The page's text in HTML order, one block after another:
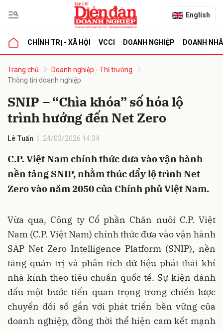
English
CHÍNH TRỊ - XÃ HỘI VCCI DOANH NGHIỆP DOANH
Trang chủ
Doanh nghiệp - Thị trường
Thông tin doanh nghiệp
SNIP – “Chìa khóa” số hóa lộ
trình hướng đến Net Zero
Lê Tuấn 24/03/2026 14:34
C.P. Việt Nam chính thức đưa vào vận hành
nền tảng SNIP, nhằm thúc đẩy lộ trình Net
Zero vào năm 2050 của Chính phủ Việt Nam.
Vừa qua, Công ty Cổ phần Chăn nuôi C.P. Việt
Nam (C.P. Việt Nam) chính thức đưa vào vận hành
SAP Net Zero Intelligence Platform (SNIP), nền
tảng quản trị và phân tích dữ liệu phát thải khí
nhà kính theo tiêu chuẩn quốc tế. Sự kiện đánh
dấu một bước tiến quan trọng trong chiến lược
chuyển đổi số gắn với phát triển bền vững của
doanh nghiệp, đồng thời thể hiện cam kết mạnh
luận